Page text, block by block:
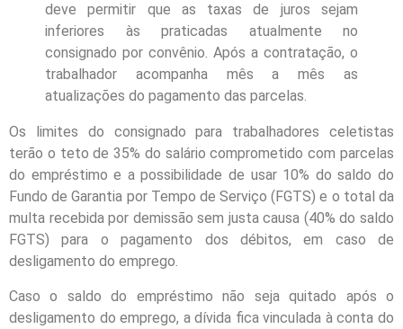
deve permitir que as taxas de juros sejam
inferiores às praticadas atualmente no
consignado por convênio. Após a contratação, o
trabalhador acompanha mês a mês as
atualizações do pagamento das parcelas.
Os limites do consignado para trabalhadores celetistas
terão o teto de 35% do salário comprometido com parcelas
do empréstimo e a possibilidade de usar 10% do saldo do
Fundo de Garantia por Tempo de Serviço (FGTS) e o total da
multa recebida por demissão sem justa causa (40% do saldo
FGTS) para o pagamento dos débitos, em caso de
desligamento do emprego.
Caso o saldo do empréstimo não seja quitado após o
desligamento do emprego, a dívida fica vinculada à conta do